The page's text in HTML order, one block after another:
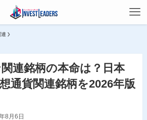
連銘柄の本命は？日本
通貨関連銘柄を2026年版
8月6日